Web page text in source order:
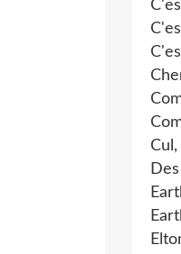
Cul,